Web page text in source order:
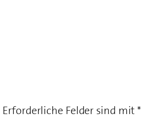
Erforderliche Felder sind mit *